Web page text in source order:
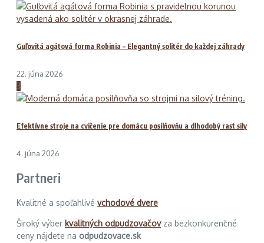
Guľovitá agátová forma Robinia – Elegantný solitér do každej záhrady
22. júna 2026
3
Efektívne stroje na cvičenie pre domácu posilňovňu a dlhodobý rast sily
4. júna 2026
Partneri
Kvalitné a spoľahlivé vchodové dvere
Široký výber kvalitných odpudzovačovza bezkonkurenčné
ceny nájdete na odpudzovace.sk